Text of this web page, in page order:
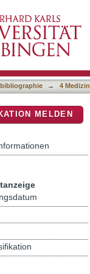
for direct
(HPV)
→ 4
MELDEN